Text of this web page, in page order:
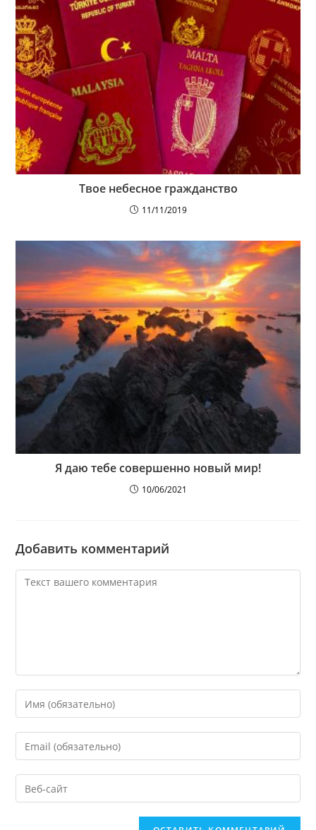
Твое небесное гражданство
11/11/2019
Я даю тебе совершенно новый мир!
10/06/2021
Добавить комментарий